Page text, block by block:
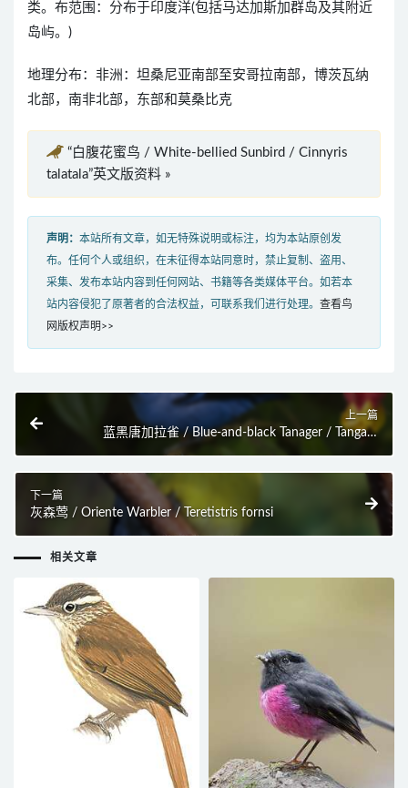
类。布范围：分布于印度洋(包括马达加斯加群岛及其附近
岛屿。)
地理分布：非洲：坦桑尼亚南部至安哥拉南部，博茨瓦纳
北部，南非北部，东部和莫桑比克
“白腹花蜜鸟 / White-bellied Sunbird / Cinnyris
talatala”英文版资料 »
声明： 本站所有文章，如无特殊说明或标注，均为本站原创发
布。任何个人或组织，在未征得本站同意时，禁止复制、盗用、
采集、发布本站内容到任何网站、书籍等各类媒体平台。如若本
站内容侵犯了原著者的合法权益，可联系我们进行处理。 查看鸟
网版权声明>>
上一篇
蓝黑唐加拉雀 / Blue-and-black Tanager / Tangara
下一篇
灰森莺 / Oriente Warbler / Teretistris fornsi
相关文章